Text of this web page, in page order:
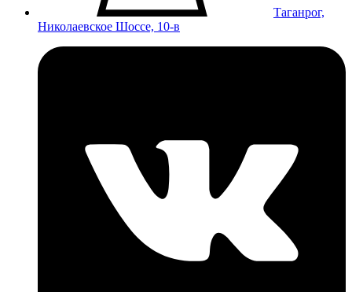
Таганрог,
Николаевское Шоссе, 10-в